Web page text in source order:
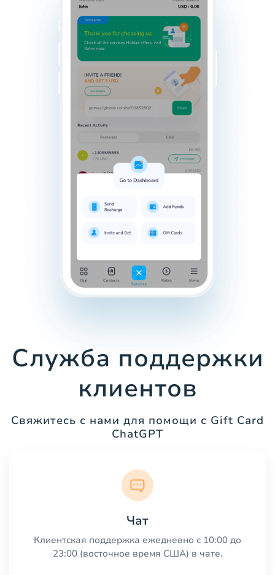
Служба поддержки
клиентов
Свяжитесь с нами для помощи с Gift Card
ChatGPT
Чат
Клиентская поддержка ежедневно с 10:00 до
23:00 (восточное время США) в чате.